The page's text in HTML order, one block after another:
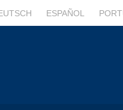
ESPAÑOL